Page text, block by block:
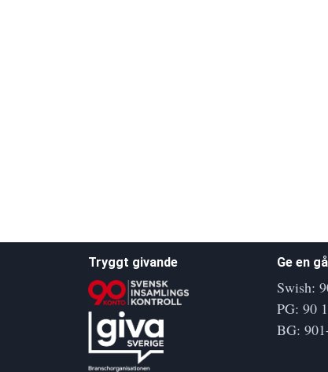
Tryggt givande Ge en
Swish:
PG: 90
BG: